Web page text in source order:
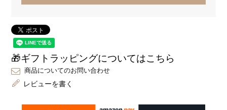
🎁ギフトラッピングについてはこちら
商品についてのお問い合わせ
レビューを書く